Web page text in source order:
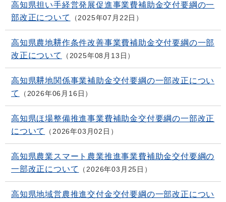
高知県担い手経営発展促進事業費補助金交付要綱の一
部改正について
2025年07月22日
高知県農地耕作条件改善事業費補助金交付要綱の一部
改正について
2025年08月13日
高知県耕地関係事業補助金交付要綱の一部改正につい
て
2026年06月16日
高知県ほ場整備推進事業費補助金交付要綱の一部改正
について
2026年03月02日
高知県農業スマート農業推進事業費補助金交付要綱の
一部改正について
2026年03月25日
高知県地域営農推進交付金交付要綱の一部改正につい